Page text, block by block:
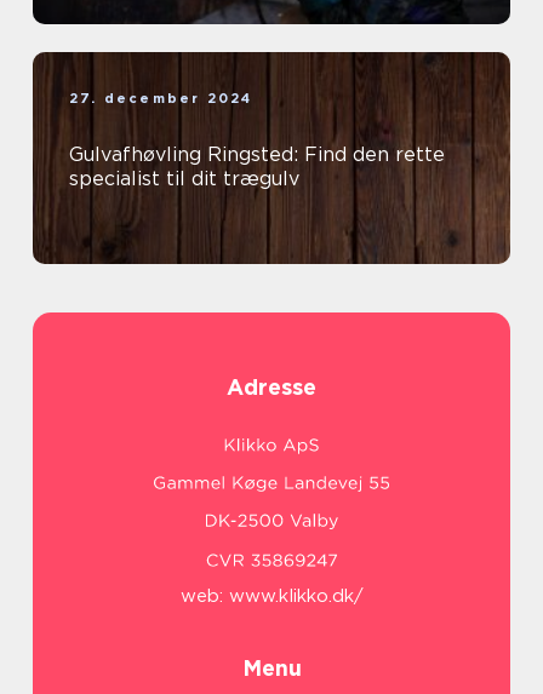
27. december 2024
Gulvafhøvling Ringsted: Find den rette
specialist til dit trægulv
Adresse
web: www.klikko.dk/
Menu